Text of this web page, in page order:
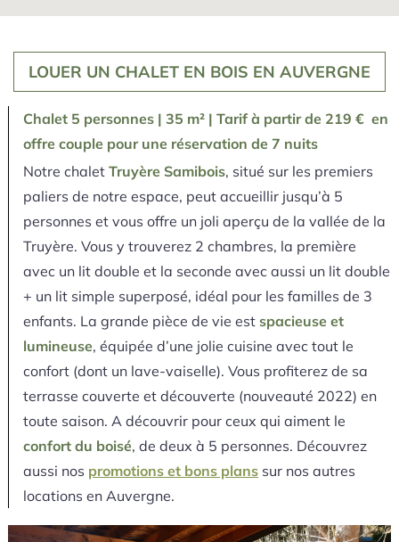
LOUER UN CHALET EN BOIS EN AUVERGNE
Chalet 5 personnes | 35 m² | Tarif à partir de 219 € en
offre couple pour une réservation de 7 nuits
Notre chalet Truyère Samibois, situé sur les premiers
paliers de notre espace, peut accueillir jusqu’à 5
personnes et vous offre un joli aperçu de la vallée de la
Truyère. Vous y trouverez 2 chambres, la première
avec un lit double et la seconde avec aussi un lit double
+ un lit simple superposé, idéal pour les familles de 3
enfants. La grande pièce de vie est spacieuse et
lumineuse, équipée d’une jolie cuisine avec tout le
confort (dont un lave-vaiselle). Vous profiterez de sa
terrasse couverte et découverte (nouveauté 2022) en
toute saison. A découvrir pour ceux qui aiment le
confort du boisé, de deux à 5 personnes. Découvrez
aussi nos promotions et bons planssur nos autres
locations en Auvergne.